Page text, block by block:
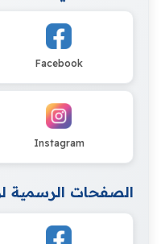
Facebook
Instagram
الصفحات الرسمية